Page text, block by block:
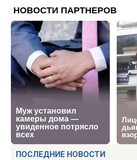
ПОСЛЕДНИЕ НОВОСТИ